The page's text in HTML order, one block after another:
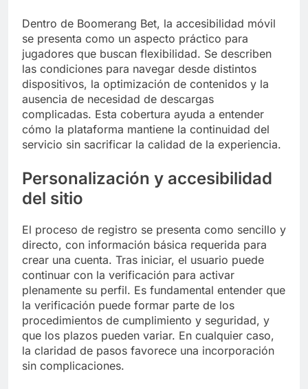
Dentro de Boomerang Bet, la accesibilidad móvil
se presenta como un aspecto práctico para
jugadores que buscan flexibilidad. Se describen
las condiciones para navegar desde distintos
dispositivos, la optimización de contenidos y la
ausencia de necesidad de descargas
complicadas. Esta cobertura ayuda a entender
cómo la plataforma mantiene la continuidad del
servicio sin sacrificar la calidad de la experiencia.
Personalización y accesibilidad
del sitio
El proceso de registro se presenta como sencillo y
directo, con información básica requerida para
crear una cuenta. Tras iniciar, el usuario puede
continuar con la verificación para activar
plenamente su perfil. Es fundamental entender que
la verificación puede formar parte de los
procedimientos de cumplimiento y seguridad, y
que los plazos pueden variar. En cualquier caso,
la claridad de pasos favorece una incorporación
sin complicaciones.